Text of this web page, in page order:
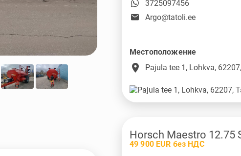
3725097456
Argo@tatoli.ee
Местоположение
place Pajula tee 1, Lohkva,
Horsch Maestro 12.75
49 900 EUR без НДС